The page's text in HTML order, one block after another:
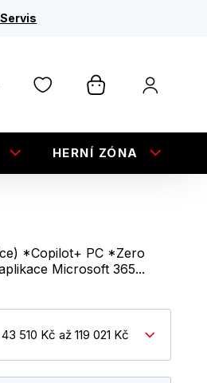
Servis
HERNÍ ZÓNA
*Copilot+ PC *Zero
Microsoft 365...
43 510 Kč až 119 021 Kč